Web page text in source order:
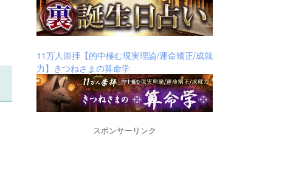
11万人崇拝【的中極む現実理論/運命矯正/成就
力】きつねさまの算命学
スポンサーリンク